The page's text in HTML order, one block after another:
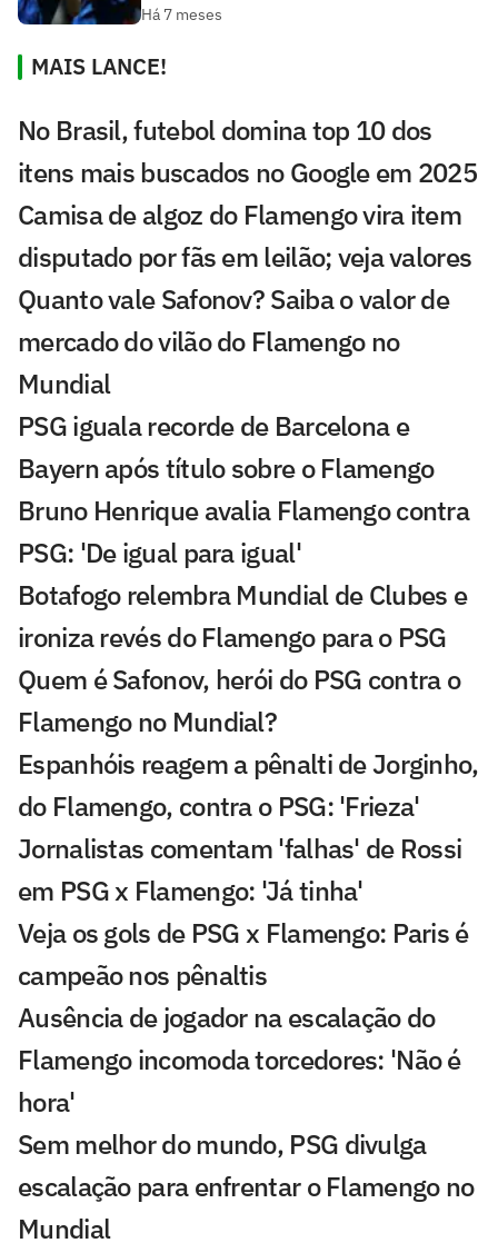
Há 7 meses
MAIS LANCE!
No Brasil, futebol domina top 10 dos
itens mais buscados no Google em 2025
Camisa de algoz do Flamengo vira item
disputado por fãs em leilão; veja valores
Quanto vale Safonov? Saiba o valor de
mercado do vilão do Flamengo no
Mundial
PSG iguala recorde de Barcelona e
Bayern após título sobre o Flamengo
Bruno Henrique avalia Flamengo contra
PSG: 'De igual para igual'
Botafogo relembra Mundial de Clubes e
ironiza revés do Flamengo para o PSG
Quem é Safonov, herói do PSG contra o
Flamengo no Mundial?
Espanhóis reagem a pênalti de Jorginho,
do Flamengo, contra o PSG: 'Frieza'
Jornalistas comentam 'falhas' de Rossi
em PSG x Flamengo: 'Já tinha'
Veja os gols de PSG x Flamengo: Paris é
campeão nos pênaltis
Ausência de jogador na escalação do
Flamengo incomoda torcedores: 'Não é
hora'
Sem melhor do mundo, PSG divulga
escalação para enfrentar o Flamengo no
Mundial